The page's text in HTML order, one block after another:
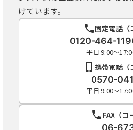
けています。
固定電話（
0120-464-
平日 9:00～
携帯電話（
0570-
平日 9:00～
FAX（コ
06-